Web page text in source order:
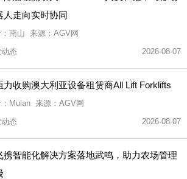
人走向实时协同
南山 来源：AGV网
态
2026-08-07
力收购澳大利亚设备租赁商All Lift Forklifts
Mulan 来源：AGV网
态
2026-08-07
携智能化解决方案落地武鸣，助力农场管理